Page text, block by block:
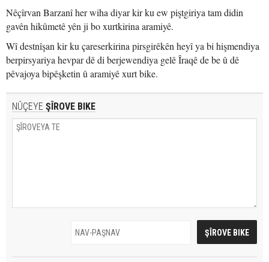
Nêçîrvan Barzanî her wiha diyar kir ku ew piştgiriya tam didin
gavên hikûmetê yên ji bo xurtkirina aramiyê.
Wî destnîşan kir ku çareserkirina pirsgirêkên heyî ya bi hişmendiya
berpirsyariya hevpar dê di berjewendiya gelê Îraqê de be û dê
pêvajoya bipêşketin û aramiyê xurt bike.
NÛÇEYE ŞÎROVE BIKE